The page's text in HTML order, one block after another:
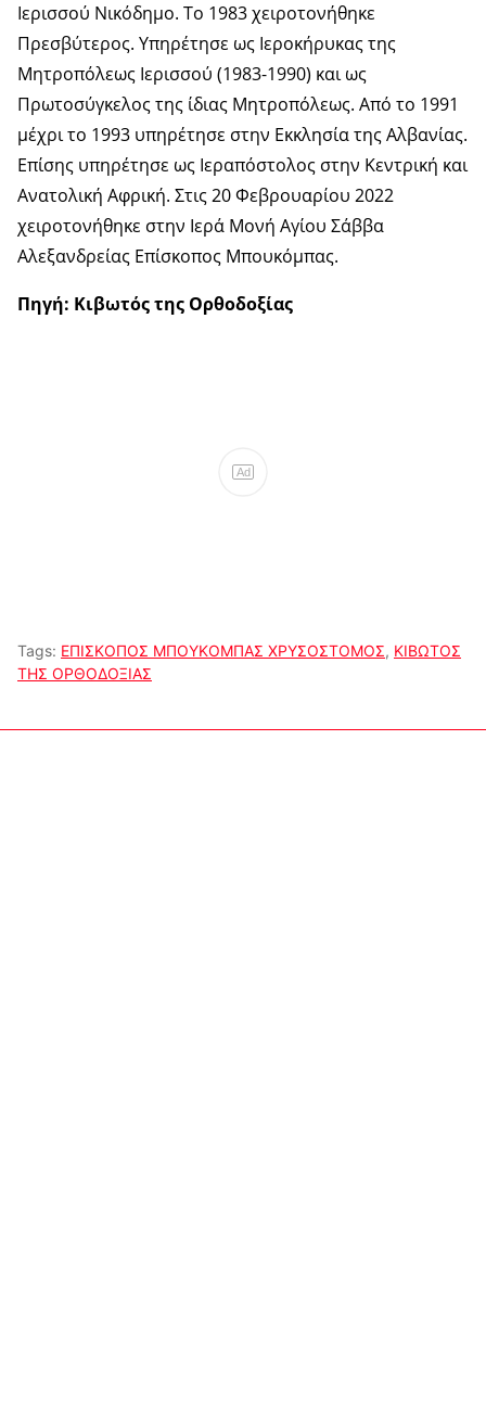
Ιερισσού Νικόδημο. Το 1983 χειροτονήθηκε
Πρεσβύτερος. Υπηρέτησε ως Ιεροκήρυκας της
Μητροπόλεως Ιερισσού (1983-1990) και ως
Πρωτοσύγκελος της ίδιας Μητροπόλεως. Από το 1991
μέχρι το 1993 υπηρέτησε στην Εκκλησία της Αλβανίας.
Επίσης υπηρέτησε ως Ιεραπόστολος στην Κεντρική και
Ανατολική Αφρική. Στις 20 Φεβρουαρίου 2022
χειροτονήθηκε στην Ιερά Μονή Αγίου Σάββα
Αλεξανδρείας Επίσκοπος Μπουκόμπας.
Πηγή: Κιβωτός της Ορθοδοξίας
Ad
Tags: ΕΠΙΣΚΟΠΟΣ ΜΠΟΥΚΟΜΠΑΣ ΧΡΥΣΟΣΤΟΜΟΣ, ΚΙΒΩΤΟΣ
ΤΗΣ ΟΡΘΟΔΟΞΙΑΣ